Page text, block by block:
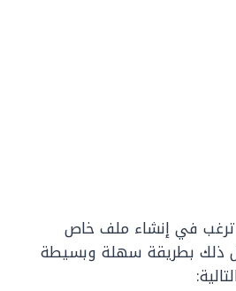
ترغب في إنشاء ملف خاص
ذلك بطريقة سهلة وبسيطة